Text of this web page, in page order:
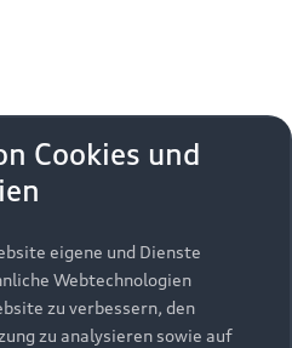
Zurück nach oben
Cookies und
eigene und Dienste
Webtechnologien
zu verbessern, den
zu analysieren sowie auf